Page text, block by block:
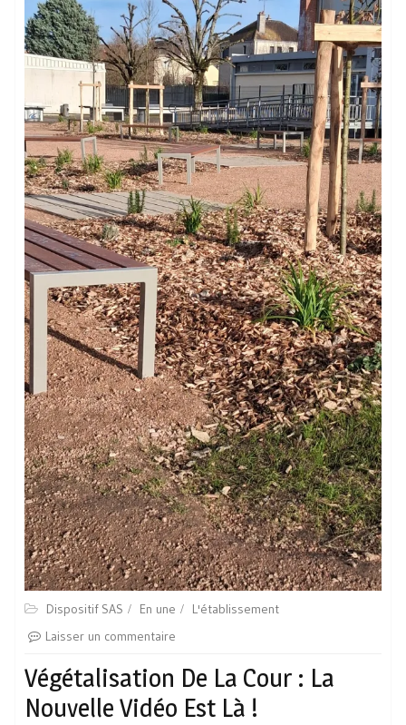
Dispositif SAS En une
L'établissement
Laisser un commentaire
Végétalisation De La Cour : La
Nouvelle Vidéo Est Là !